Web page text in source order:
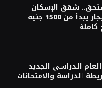
شقق الإسكان
الإيجار 2026 بإيجار يبدأ من 1500 جنيه
الدراسي الجديد
2027 وخريطة الدراسة والامتحانات